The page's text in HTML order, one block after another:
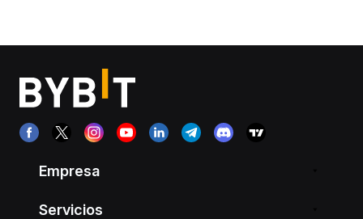
Empresa
Servicios